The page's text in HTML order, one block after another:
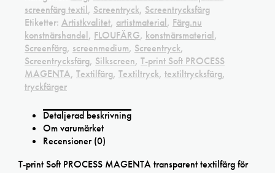
screenfärg textil, Screentryck, Screentrycksfärg
Etiketter: Artistkvalitet, artistmaterial, Färg.nu
konstnärshandel, FLOUFÄRG, konstnärsmaterial,
Screenfärg, screenmedium, Screentryck,
Screentrycksfärg, Silkscreen, T-print Soft PROCESS
MAGENTA, Textilfärg, Textiltryck, textiltrycksfärg,
tryckfärger
Detaljerad beskrivning
Om varumärket
Recensioner (0)
T-print Soft PROCESS MAGENTA transparent textilfärg för